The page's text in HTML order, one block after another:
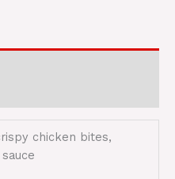
chicken bites,